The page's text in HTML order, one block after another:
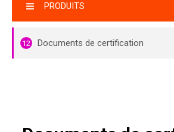
PRODUITS
12 Documents de certification